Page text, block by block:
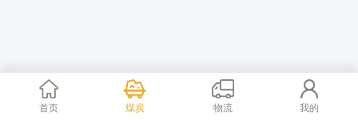
首页 煤炭 物流 我的